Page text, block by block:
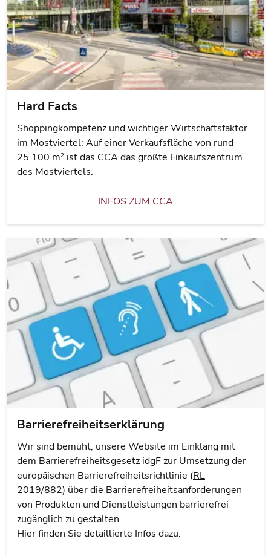
Hard Facts
Shoppingkompetenz und wichtiger Wirtschaftsfaktor
im Mostviertel: Auf einer Verkaufsfläche von rund
25.100 m² ist das CCA das größte Einkaufszentrum
des Mostviertels.
INFOS ZUM CCA
Barrierefreiheitserklärung
Wir sind bemüht, unsere Website im Einklang mit
dem Barrierefreiheitsgesetz idgF zur Umsetzung der
europäischen Barrierefreiheitsrichtlinie (RL
2019/882) über die Barrierefreiheitsanforderungen
von Produkten und Dienstleistungen barrierefrei
zugänglich zu gestalten.
Hier finden Sie detaillierte Infos dazu.